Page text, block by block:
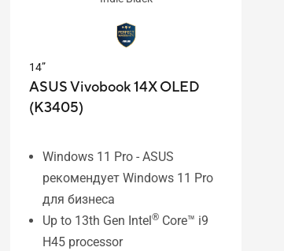
14”
ASUS Vivobook 14X OLED
(K3405)
Windows 11 Pro - ASUS
рекомендует Windows 11 Pro
для бизнеса
Up to 13th Gen Intel ® Core™ i9
H45 processor